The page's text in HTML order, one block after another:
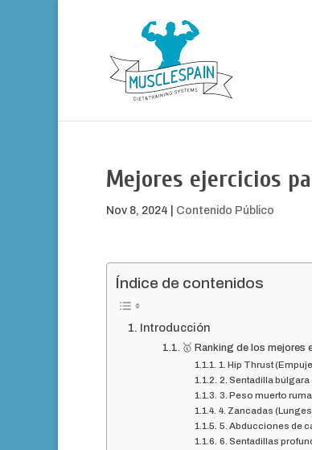
Mejores ejercicios
Nov 8, 2024 Contenido Público
Índice de contenidos
Introducción
🥇 Ranking de los mejores
1. Hip Thrust
2. Sentadilla búlgara
3. Peso muerto
4. Zancadas (Lunges)
5. Abducciones de
6. Sentadillas